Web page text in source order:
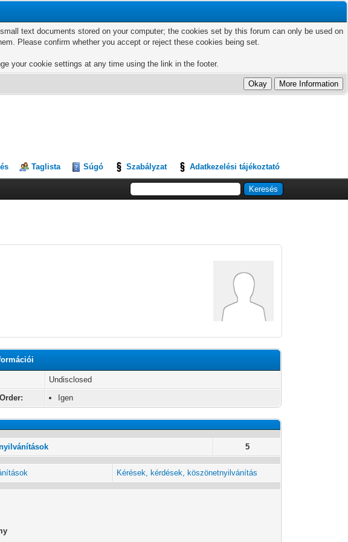
text documents stored on your computer; the cookies set by this forum can only be used on
Please confirm whether you accept or reject these cookies being set.
your cookie settings at any time using the link in the footer.
Taglista Súgó Szabályzat Adatkezelési tájékoztató
Undisclosed
Igen
5
Kérések, kérdések, köszönetnyilvánítás